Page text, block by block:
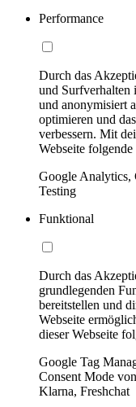
Performance
Durch das
und Surfverhalten
und anonymisiert
optimieren und
verbessern. Mit
Webseite
Google Analytics,
Testing
Funktional
Durch das
grundlegenden
bereitstellen und
Webseite
dieser Webseite
Google Tag
Consent Mode
Klarna, Freshchat